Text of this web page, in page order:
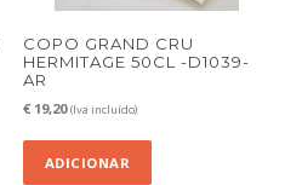
COPO GRAND CRU
HERMITAGE 50CL -D1039-
AR
€ 19,20 (Iva incluído)
ADICIONAR